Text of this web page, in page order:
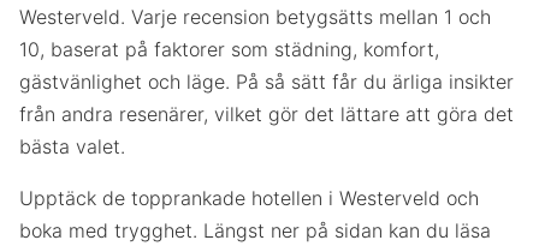
Westerveld. Varje recension betygsätts mellan 1 och
10, baserat på faktorer som städning, komfort,
gästvänlighet och läge. På så sätt får du ärliga insikter
från andra resenärer, vilket gör det lättare att göra det
bästa valet.
Upptäck de topprankade hotellen i Westerveld och
boka med trygghet. Längst ner på sidan kan du läsa